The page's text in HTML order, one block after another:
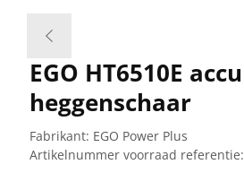
EGO HT6510E accu
heggenschaar
Fabrikant: EGO Power Plus
Artikelnummer voorraad referentie: